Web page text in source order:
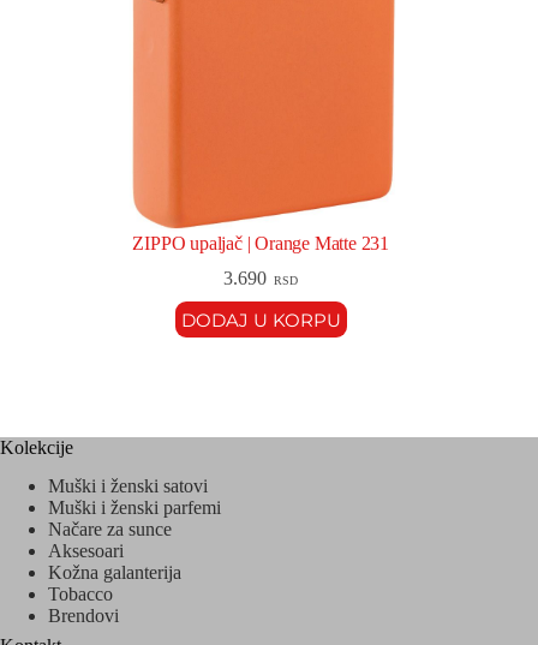
ZIPPO upaljač | Orange Matte 231
3.690 RSD
DODAJ U KORPU
Kolekcije
Muški i ženski satovi
Muški i ženski parfemi
Načare za sunce
Aksesoari
Kožna galanterija
Tobacco
Brendovi